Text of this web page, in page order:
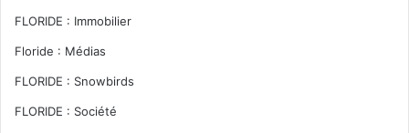
FLORIDE : Immobilier
Floride : Médias
FLORIDE : Snowbirds
FLORIDE : Société